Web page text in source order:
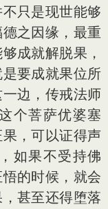
只是现世能够
之因缘，最重
成就解脱果，
要成就果位所
边，传戒法师
个菩萨优婆塞
，可以证得声
如果不受持佛
的时候，就会
甚至还得堕落